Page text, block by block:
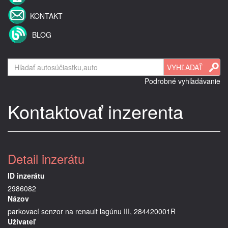
KONTAKT
BLOG
Podrobné vyhľadávanie
Kontaktovať inzerenta
Detail inzerátu
ID inzerátu
2986082
Názov
parkovací senzor na renault lagúnu III, 284420001R
Užívateľ